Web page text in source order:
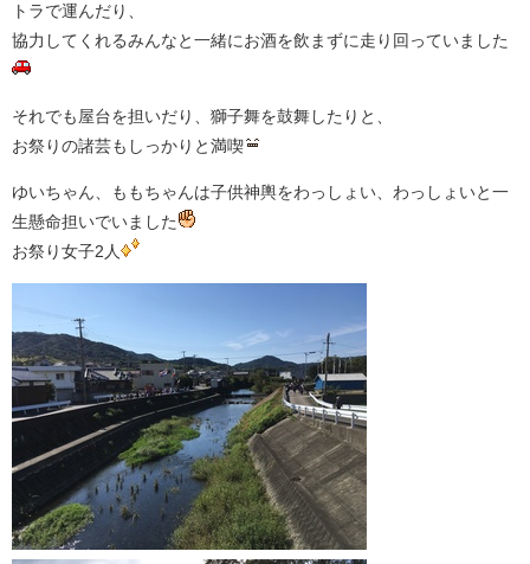
トラで運んだり、
協力してくれるみんなと一緒にお酒を飲まずに走り回っていました
それでも屋台を担いだり、獅子舞を鼓舞したりと、
お祭りの諸芸もしっかりと満喫
ゆいちゃん、ももちゃんは子供神輿をわっしょい、わっしょいと一
生懸命担いでいました
お祭り女子2人